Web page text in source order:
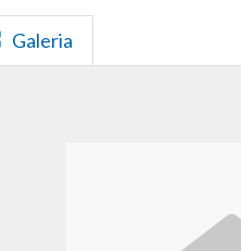
Galeria